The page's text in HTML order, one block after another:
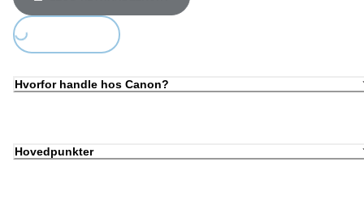
Loading...
Hvorfor handle hos Canon?
Hovedpunkter